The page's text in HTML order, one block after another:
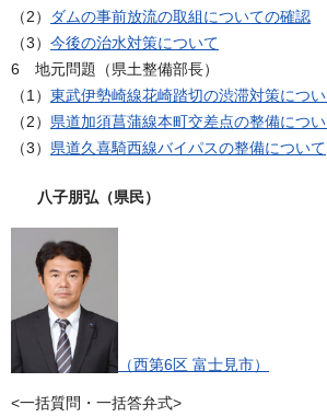
（2）
ダムの事前放流の取組についての確認
（3） 今後の治水対策について
6 地元問題（県土整備部長）
（1） 東武伊勢崎線花崎踏切の渋滞対策につ
（2） 県道加須菖蒲線本町交差点の整備につ
（3） 県道久喜騎西線バイパスの整備について
八子朋弘（県民）
（西第6区 富士見市）
<一括質問・一括答弁式>